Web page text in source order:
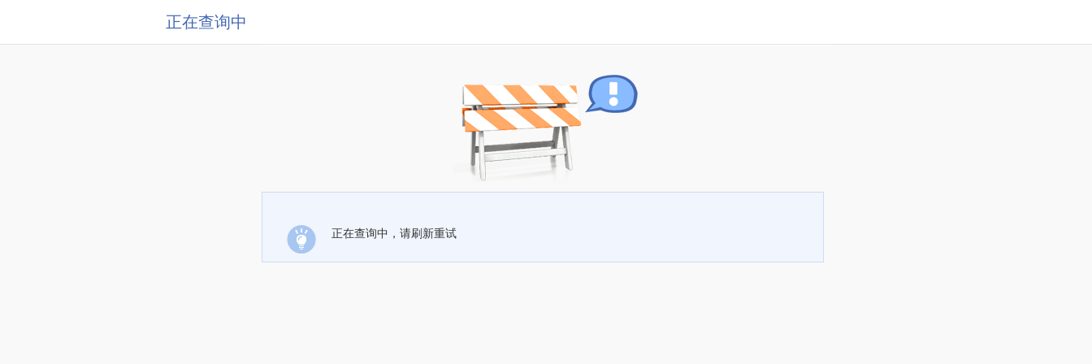
正在查询中
正在查询中，请刷新重试